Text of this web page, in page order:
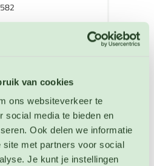
van cookies
ons websiteverkeer te
social media te bieden en
Ook delen we informatie
met partners voor social
Je kunt je instellingen